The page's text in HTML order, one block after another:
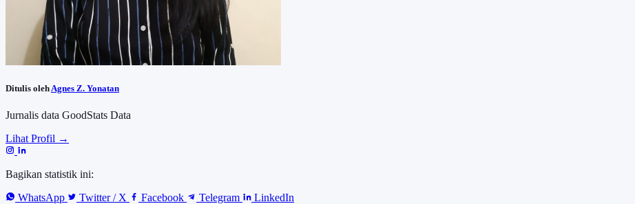
Ditulis oleh Agnes Z. Yonatan
Jurnalis data GoodStats Data
Lihat Profil →
Bagikan statistik ini:
WhatsApp
Twitter / X Facebook Telegram LinkedIn